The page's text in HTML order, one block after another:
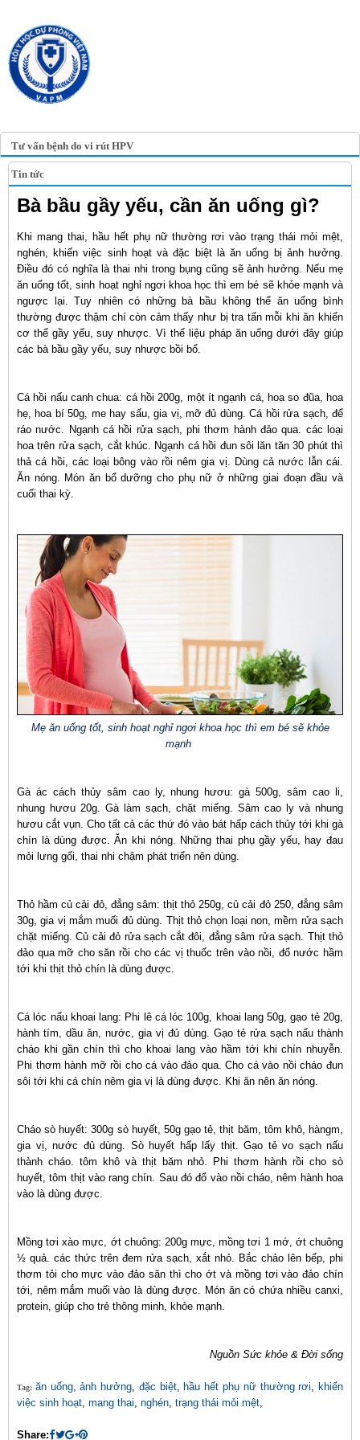
Tư vấn bệnh do vi rút HPV
Tin tức
Bà bầu gầy yếu, cần ăn uống gì?
Khi mang thai, hầu hết phụ nữ thường rơi vào trạng thái mỏi mệt,
nghén, khiến việc sinh hoạt và đặc biệt là ăn uống bị ảnh hưởng.
Điều đó có nghĩa là thai nhi trong bụng cũng sẽ ảnh hưởng. Nếu mẹ
ăn uống tốt, sinh hoạt nghỉ ngơi khoa học thì em bé sẽ khỏe mạnh và
ngược lại. Tuy nhiên có những bà bầu không thể ăn uống bình
thường được thậm chí còn cảm thấy như bị tra tấn mỗi khi ăn khiến
cơ thể gầy yếu, suy nhược. Vì thế liệu pháp ăn uống dưới đây giúp
các bà bầu gầy yếu, suy nhược bồi bổ.
Cá hồi nấu canh chua: cá hồi 200g, một ít ngạnh cá, hoa so đũa, hoa
hẹ, hoa bí 50g, me hay sấu, gia vị, mỡ đủ dùng. Cá hồi rửa sạch, để
ráo nước. Ngạnh cá hồi rửa sạch, phi thơm hành đảo qua. các loại
hoa trên rửa sạch, cắt khúc. Ngạnh cá hồi đun sôi lăn tăn 30 phút thì
thả cá hồi, các loại bông vào rồi nêm gia vị. Dùng cả nước lẫn cái.
Ăn nóng. Món ăn bổ dưỡng cho phụ nữ ở những giai đoạn đầu và
cuối thai kỳ.
Mẹ ăn uống tốt, sinh hoạt nghỉ ngơi khoa học thì em bé sẽ khỏe
mạnh
Gà ác cách thủy sâm cao ly, nhung hươu: gà 500g, sâm cao li,
nhung hươu 20g. Gà làm sạch, chặt miếng. Sâm cao ly và nhung
hươu cắt vụn. Cho tất cả các thứ đó vào bát hấp cách thủy tới khi gà
chín là dùng được. Ăn khi nóng. Những thai phụ gầy yếu, hay đau
mỏi lưng gối, thai nhi chậm phát triển nên dùng.
Thỏ hầm củ cải đỏ, đẳng sâm: thịt thỏ 250g, củ cải đỏ 250, đẳng sâm
30g, gia vị mắm muối đủ dùng. Thịt thỏ chọn loại non, mềm rửa sạch
chặt miếng. Củ cải đỏ rửa sạch cắt đôi, đẳng sâm rửa sạch. Thịt thỏ
đảo qua mỡ cho săn rồi cho các vị thuốc trên vào nồi, đổ nước hầm
tới khi thịt thỏ chín là dùng được.
Cá lóc nấu khoai lang: Phi lê cá lóc 100g, khoai lang 50g, gạo tẻ 20g,
hành tím, dầu ăn, nước, gia vị đủ dùng. Gạo tẻ rửa sạch nấu thành
cháo khi gần chín thì cho khoai lang vào hầm tới khi chín nhuyễn.
Phi thơm hành mỡ rồi cho cá vào đảo qua. Cho cá vào nồi cháo đun
sôi tới khi cá chín nêm gia vị là dùng được. Khi ăn nên ăn nóng.
Cháo sò huyết: 300g sò huyết, 50g gạo tẻ, thịt băm, tôm khô, hàngm,
gia vị, nước đủ dùng. Sò huyết hấp lấy thịt. Gạo tẻ vo sạch nấu
thành cháo. tôm khô và thịt băm nhỏ. Phi thơm hành rồi cho sò
huyết, tôm thịt vào rang chín. Sau đó đổ vào nồi cháo, nêm hành hoa
vào là dùng được.
Mồng tơi xào mực, ớt chuông: 200g mực, mồng tơi 1 mớ, ớt chuông
½ quả. các thức trên đem rửa sạch, xắt nhỏ. Bắc chảo lên bếp, phi
thơm tỏi cho mực vào đảo săn thì cho ớt và mồng tơi vào đảo chín
tới, nêm mắm muối vào là dùng được. Món ăn có chứa nhiều canxi,
protein, giúp cho trẻ thông minh, khỏe mạnh.
Nguồn Sức khỏe & Đời sống
Tag: ăn uống,ảnh hưởng, đặc biệt, hầu hết phụ nữ thường rơi, khiến
việc sinh hoạt, mang thai, nghén, trạng thái mỏi mệt,
Share: